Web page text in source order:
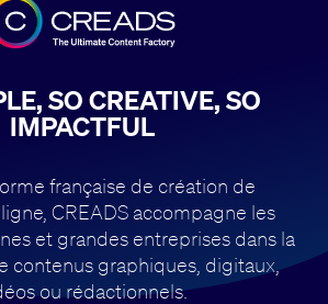
SO CREATIVE, SO
IMPACTFUL
française de création de
CREADS accompagne les
et grandes entreprises dans la
contenus graphiques, digitaux,
ou rédactionnels.